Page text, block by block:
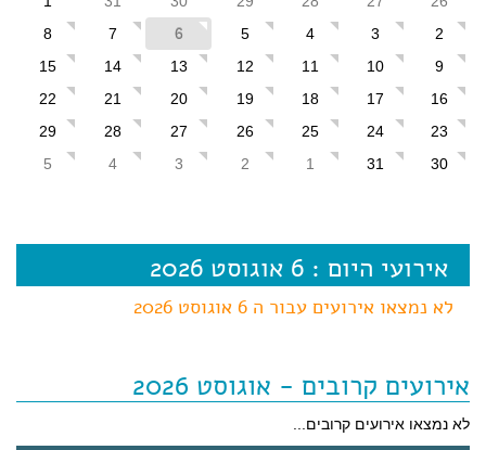
2
3
4
5
6
7
8
9
10
11
12
13
14
15
16
17
18
19
20
21
22
23
24
25
26
27
28
29
30
31
1
2
3
4
5
אירועי היום : 6 אוגוסט 2026
לא נמצאו אירועים עבור ה 6 אוגוסט 2026
אירועים קרובים - אוגוסט 2026
לא נמצאו אירועים קרובים...